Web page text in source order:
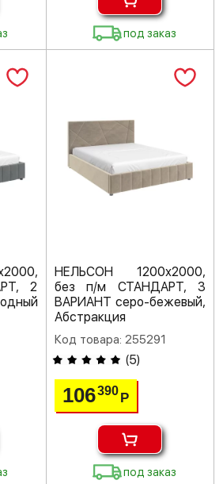
под заказ
2
НЕЛЬСОН 1200х2000,
без п/м СТАНДАРТ, 3
ВАРИАНТ серо-бежевый,
Абстракция
Код товара: 255291
(5)
106390 Р
под заказ